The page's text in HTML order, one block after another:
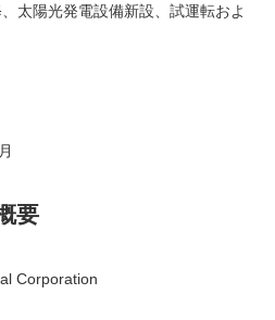
太陽光発電設備新設、試運転およ
要
Corporation